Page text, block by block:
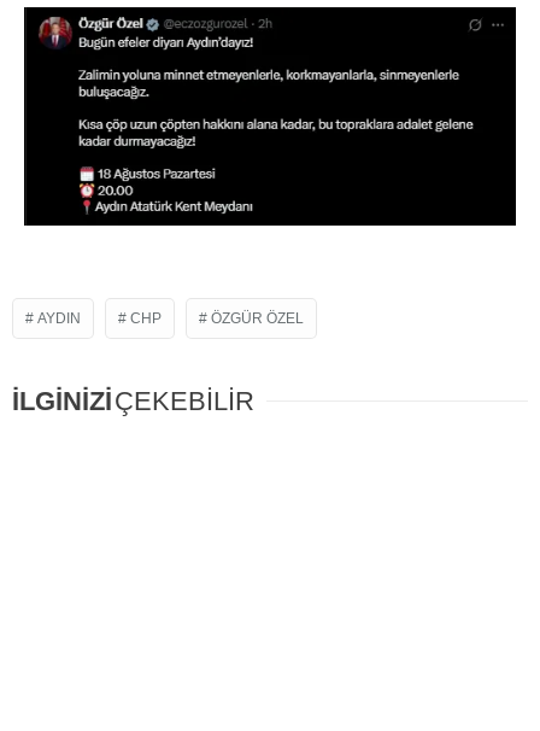
AYDIN CHP ÖZGÜR ÖZEL
İLGİNİZİÇEKEBİLİR